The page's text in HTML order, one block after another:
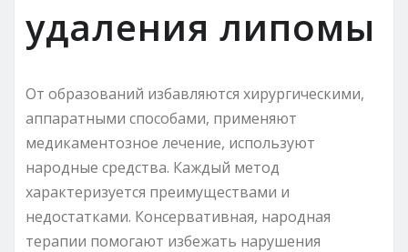
удаления липомы
От образований избавляются хирургическими,
аппаратными способами, применяют
медикаментозное лечение, используют
народные средства. Каждый метод
характеризуется преимуществами и
недостатками. Консервативная, народная
терапии помогают избежать нарушения